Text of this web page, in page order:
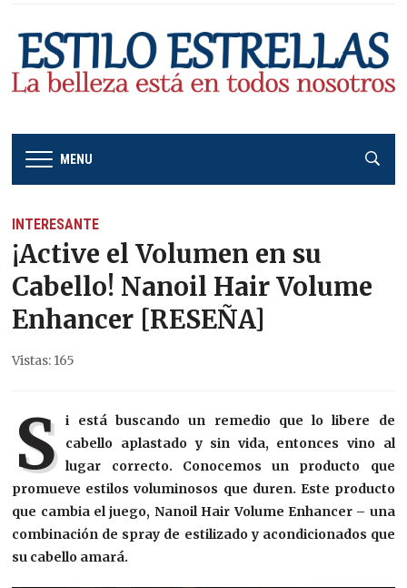
MENU
INTERESANTE
¡Active el Volumen en su
Cabello! Nanoil Hair Volume
Enhancer [RESEÑA]
Vistas: 165
S i está buscando un remedio que lo libere de
cabello aplastado y sin vida, entonces vino al
lugar correcto. Conocemos un producto que
promueve estilos voluminosos que duren. Este producto
que cambia el juego, Nanoil Hair Volume Enhancer – una
combinación de spray de estilizado y acondicionados que
su cabello amará.